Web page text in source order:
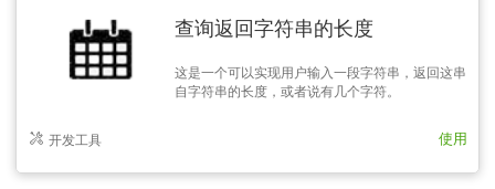
查询返回字符串的长度
这是一个可以实现用户输入一段字符串，返回这串
自字符串的长度，或者说有几个字符。
开发工具 使用